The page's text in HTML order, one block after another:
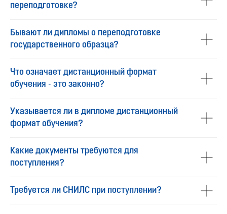
переподготовке?
Бывают ли дипломы о переподготовке
государственного образца?
Что означает дистанционный формат
обучения - это законно?
Указывается ли в дипломе дистанционный
формат обучения?
Какие документы требуются для
поступления?
Требуется ли СНИЛС при поступлении?